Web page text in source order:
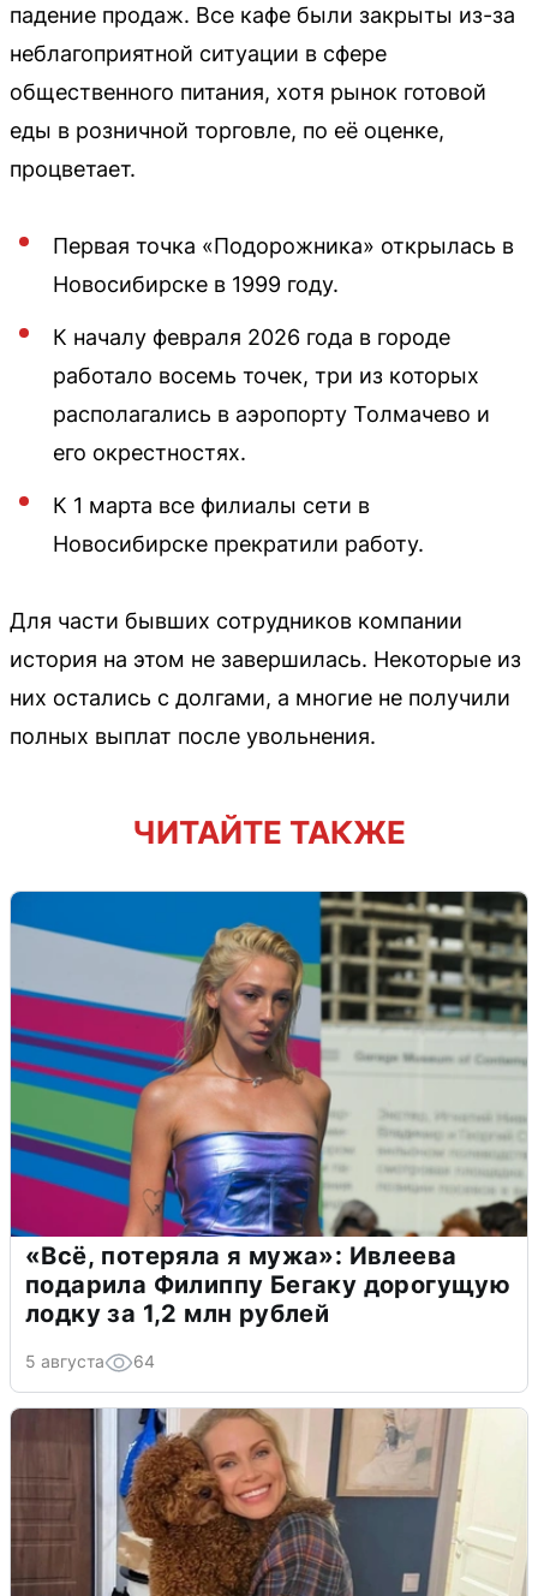
падение продаж. Все кафе были закрыты из-за
неблагоприятной ситуации в сфере
общественного питания, хотя рынок готовой
еды в розничной торговле, по её оценке,
процветает.
Первая точка «Подорожника» открылась в
Новосибирске в 1999 году.
К началу февраля 2026 года в городе
работало восемь точек, три из которых
располагались в аэропорту Толмачево и
его окрестностях.
К 1 марта все филиалы сети в
Новосибирске прекратили работу.
Для части бывших сотрудников компании
история на этом не завершилась. Некоторые из
них остались с долгами, а многие не получили
полных выплат после увольнения.
ЧИТАЙТЕ ТАКЖЕ
«Всё, потеряла я мужа»: Ивлеева
подарила Филиппу Бегаку дорогущую
лодку за 1,2 млн рублей
5 августа 64